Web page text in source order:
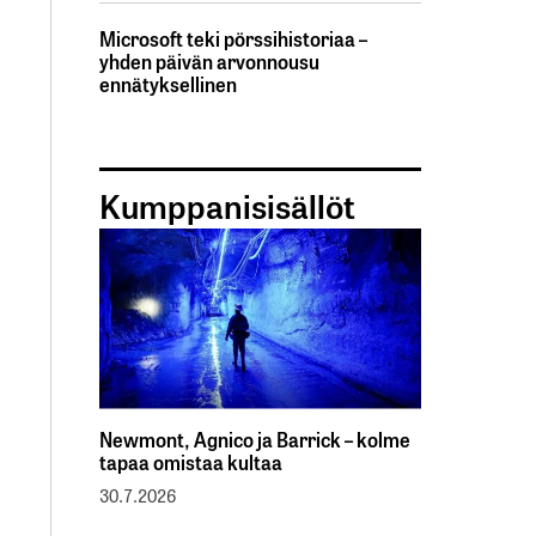
Microsoft teki pörssihistoriaa –
yhden päivän arvonnousu
ennätyksellinen
Kumppanisisällöt
Newmont, Agnico ja Barrick – kolme
tapaa omistaa kultaa
30.7.2026